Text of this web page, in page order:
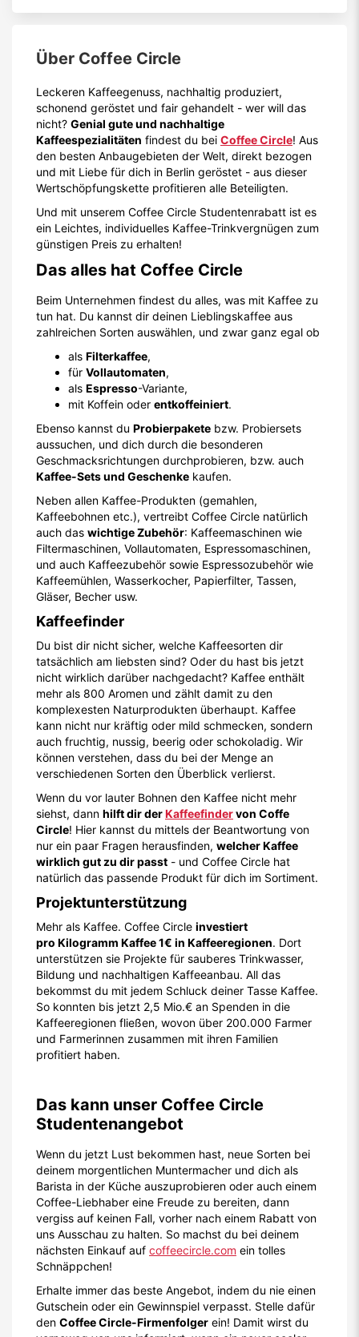
Über Coffee Circle
Leckeren Kaffeegenuss, nachhaltig produziert,
schonend geröstet und fair gehandelt - wer will das
nicht? Genial gute und nachhaltige
Kaffeespezialitäten findest du bei Coffee Circle! Aus
den besten Anbaugebieten der Welt, direkt bezogen
und mit Liebe für dich in Berlin geröstet - aus dieser
Wertschöpfungskette profitieren alle Beteiligten.
Und mit unserem Coffee Circle Studentenrabatt ist es
ein Leichtes, individuelles Kaffee-Trinkvergnügen zum
günstigen Preis zu erhalten!
Das alles hat Coffee Circle
Beim Unternehmen findest du alles, was mit Kaffee zu
tun hat. Du kannst dir deinen Lieblingskaffee aus
zahlreichen Sorten auswählen, und zwar ganz egal ob
als Filterkaffee,
für Vollautomaten,
als Espresso-Variante,
mit Koffein oder entkoffeiniert.
Ebenso kannst du Probierpakete bzw. Probiersets
aussuchen, und dich durch die besonderen
Geschmacksrichtungen durchprobieren, bzw. auch
Kaffee-Sets und Geschenke kaufen.
Neben allen Kaffee-Produkten (gemahlen,
Kaffeebohnen etc.), vertreibt Coffee Circle natürlich
auch das wichtige Zubehör: Kaffeemaschinen wie
Filtermaschinen, Vollautomaten, Espressomaschinen,
und auch Kaffeezubehör sowie Espressozubehör wie
Kaffeemühlen, Wasserkocher, Papierfilter, Tassen,
Gläser, Becher usw.
Kaffeefinder
Du bist dir nicht sicher, welche Kaffeesorten dir
tatsächlich am liebsten sind? Oder du hast bis jetzt
nicht wirklich darüber nachgedacht? Kaffee enthält
mehr als 800 Aromen und zählt damit zu den
komplexesten Naturprodukten überhaupt. Kaffee
kann nicht nur kräftig oder mild schmecken, sondern
auch fruchtig, nussig, beerig oder schokoladig. Wir
können verstehen, dass du bei der Menge an
verschiedenen Sorten den Überblick verlierst.
Wenn du vor lauter Bohnen den Kaffee nicht mehr
siehst, dann hilft dir derKaffeefindervon Coffe
Circle! Hier kannst du mittels der Beantwortung von
nur ein paar Fragen herausfinden, welcher Kaffee
wirklich gut zu dir passt - und Coffee Circle hat
natürlich das passende Produkt für dich im Sortiment.
Projektunterstützung
Mehr als Kaffee. Coffee Circle investiert
pro Kilogramm Kaffee 1€ in Kaffeeregionen. Dort
unterstützen sie Projekte für sauberes Trinkwasser,
Bildung und nachhaltigen Kaffeeanbau. All das
bekommst du mit jedem Schluck deiner Tasse Kaffee.
So konnten bis jetzt 2,5 Mio.€ an Spenden in die
Kaffeeregionen fließen, wovon über 200.000 Farmer
und Farmerinnen zusammen mit ihren Familien
profitiert haben.
Das kann unser Coffee Circle
Studentenangebot
Wenn du jetzt Lust bekommen hast, neue Sorten bei
deinem morgentlichen Muntermacher und dich als
Barista in der Küche auszuprobieren oder auch einem
Coffee-Liebhaber eine Freude zu bereiten, dann
vergiss auf keinen Fall, vorher nach einem Rabatt von
uns Ausschau zu halten. So machst du bei deinem
nächsten Einkauf auf coffeecircle.com ein tolles
Schnäppchen!
Erhalte immer das beste Angebot, indem du nie einen
Gutschein oder ein Gewinnspiel verpasst. Stelle dafür
den Coffee Circle-Firmenfolger ein! Damit wirst du